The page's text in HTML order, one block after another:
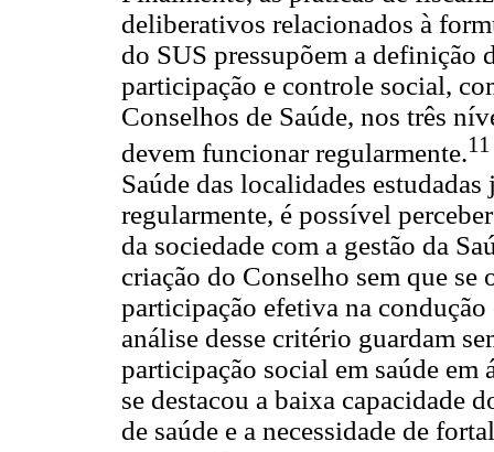
deliberativos relacionados à
do SUS pressupõem a definição
participação e controle social,
Conselhos de Saúde, nos três
devem funcionar regularmente.11
Saúde das localidades
regularmente, é possível
da sociedade com a gestão da
criação do Conselho sem que se
participação efetiva na
análise desse critério guardam
participação social em saúde em
se destacou a baixa capacidade
de saúde e a necessidade de